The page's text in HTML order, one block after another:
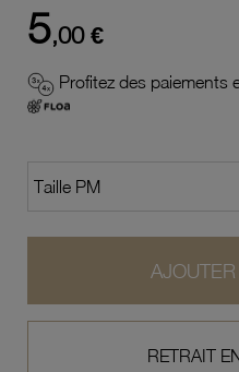
5,00 €
Profitez des paiements
RETRAIT